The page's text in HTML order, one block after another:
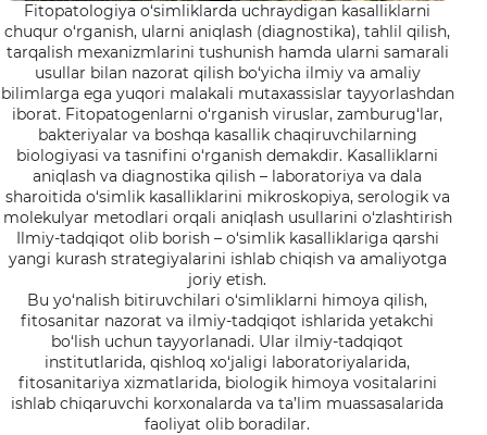
Fitopatologiya o‘simliklarda uchraydigan kasalliklarni
chuqur o‘rganish, ularni aniqlash (diagnostika), tahlil qilish,
tarqalish mexanizmlarini tushunish hamda ularni samarali
usullar bilan nazorat qilish bo‘yicha ilmiy va amaliy
bilimlarga ega yuqori malakali mutaxassislar tayyorlashdan
iborat. Fitopatogenlarni o‘rganish viruslar, zamburug‘lar,
bakteriyalar va boshqa kasallik chaqiruvchilarning
biologiyasi va tasnifini o‘rganish demakdir. Kasalliklarni
aniqlash va diagnostika qilish – laboratoriya va dala
sharoitida o‘simlik kasalliklarini mikroskopiya, serologik va
molekulyar metodlari orqali aniqlash usullarini o‘zlashtirish
Ilmiy-tadqiqot olib borish – o‘simlik kasalliklariga qarshi
yangi kurash strategiyalarini ishlab chiqish va amaliyotga
joriy etish.
Bu yo‘nalish bitiruvchilari o‘simliklarni himoya qilish,
fitosanitar nazorat va ilmiy-tadqiqot ishlarida yetakchi
bo‘lish uchun tayyorlanadi. Ular ilmiy-tadqiqot
institutlarida, qishloq xo‘jaligi laboratoriyalarida,
fitosanitariya xizmatlarida, biologik himoya vositalarini
ishlab chiqaruvchi korxonalarda va ta’lim muassasalarida
faoliyat olib boradilar.